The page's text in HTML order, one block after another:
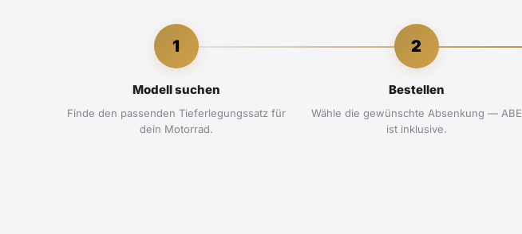
1
Modell suchen
Finde den passenden Tieferlegungssatz für
dein Motorrad.
2
Bestellen
Wähle die gewünschte Absenkung — ABE
ist inklusive.